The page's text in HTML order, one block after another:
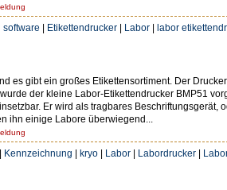
software | Etikettendrucker | Labor | labor
es gibt ein großes Etikettensortiment. Der
der kleine Labor-Etikettendrucker BMP51
Er wird als tragbares Beschriftungsgerät,
ihn einige Labore überwiegend...
| Kennzeichnung | kryo | Labor | Labordrucker |